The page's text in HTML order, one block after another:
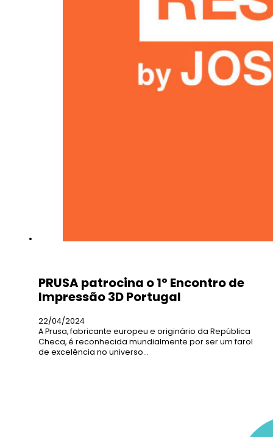
PRUSA patrocina o 1º Encontro de
Impressão 3D Portugal
22/04/2024
A Prusa, fabricante europeu e originário da República
Checa, é reconhecida mundialmente por ser um farol
de excelência no universo…